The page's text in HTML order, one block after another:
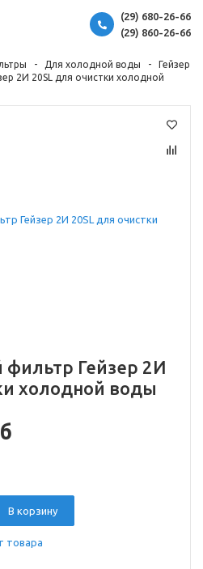
(29) 680-26-66
(29) 860-26-66
Для холодной воды
Гейзер
2И 20SL для очистки холодной
Гейзер 2И
холодной воды
В корзину
товара